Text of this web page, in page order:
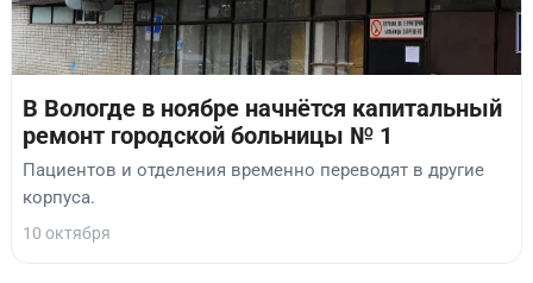
В Вологде в ноябре начнётся капитальный
ремонт городской больницы № 1
Пациентов и отделения временно переводят в другие
корпуса.
10 октября